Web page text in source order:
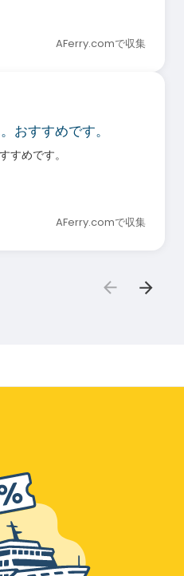
AFerry.comで収集
おすすめです。
すめです。
AFerry.comで収集